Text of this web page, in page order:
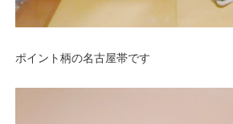
ポイント柄の名古屋帯です